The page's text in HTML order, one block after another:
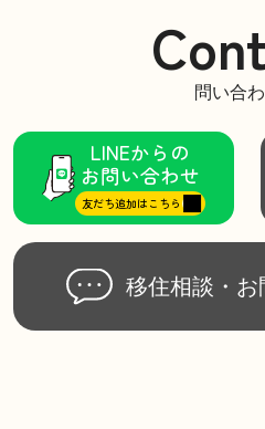
問い合
LINEからの
お問い合わせ
友だち追加はこちら
移住相談・ お